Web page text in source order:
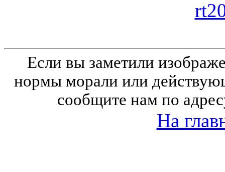
Если вы заметили
нормы морали или
сообщите нам по
На